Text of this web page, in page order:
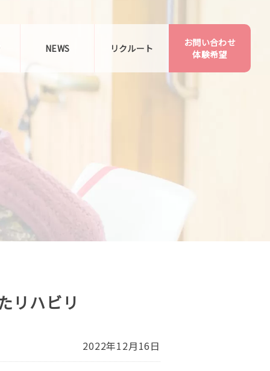
NEWS リクルート
お問い合わせ
体験希望
リハビリ
2022年12月16日